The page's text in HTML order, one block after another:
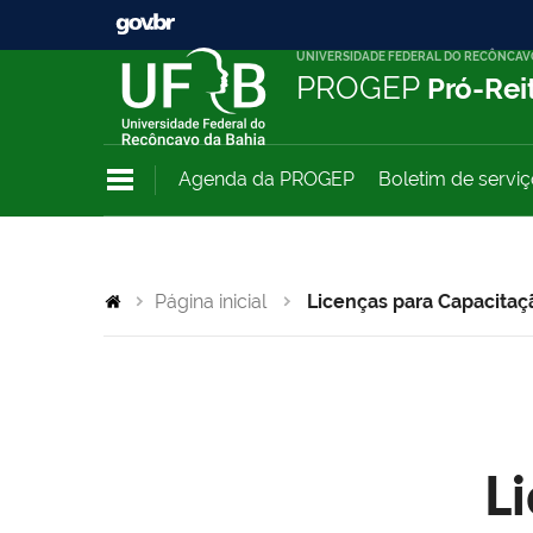
UNIVERSIDADE FEDERAL DO
PROGEP Pró-
Agenda da PROGEP Boletim de
Página inicial Licenças para